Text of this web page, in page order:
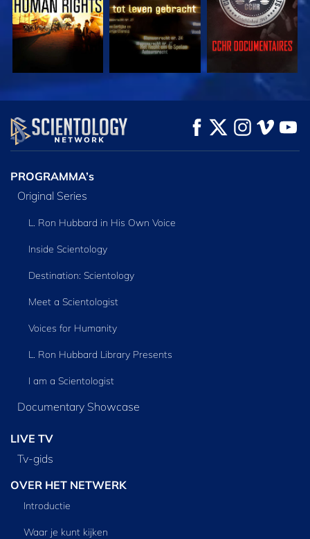
KIJK VERKEN DE SERIE
PROGRAMMA’s
Original Series
L. Ron Hubbard in His Own Voice
Inside Scientology
Destination: Scientology
Meet a Scientologist
Voices for Humanity
L. Ron Hubbard Library Presents
I am a Scientologist
Documentary Showcase
LIVE TV
Tv‑gids
OVER HET NETWERK
Introductie
Waar je kunt kijken